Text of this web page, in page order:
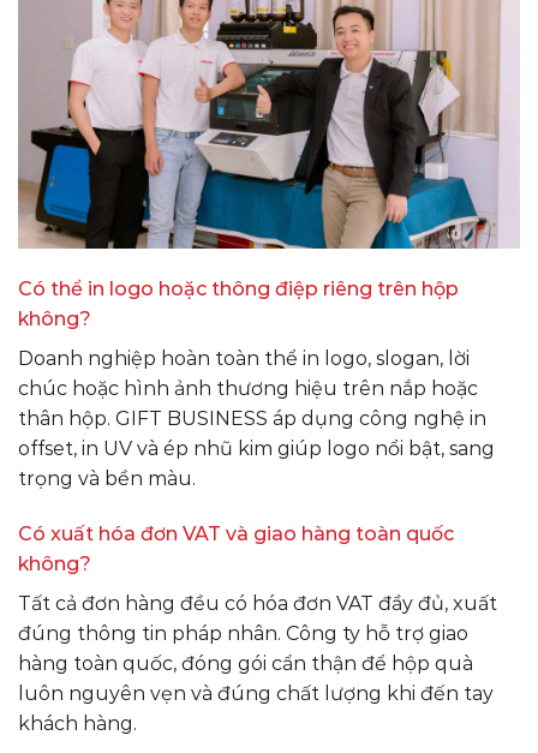
Có thể in logo hoặc thông điệp riêng trên hộp
không?
Doanh nghiệp hoàn toàn thể in logo, slogan, lời
chúc hoặc hình ảnh thương hiệu trên nắp hoặc
thân hộp. GIFT BUSINESS áp dụng công nghệ in
offset, in UV và ép nhũ kim giúp logo nổi bật, sang
trọng và bền màu.
Có xuất hóa đơn VAT và giao hàng toàn quốc
không?
Tất cả đơn hàng đều có hóa đơn VAT đầy đủ, xuất
đúng thông tin pháp nhân. Công ty hỗ trợ giao
hàng toàn quốc, đóng gói cẩn thận để hộp quà
luôn nguyên vẹn và đúng chất lượng khi đến tay
khách hàng.